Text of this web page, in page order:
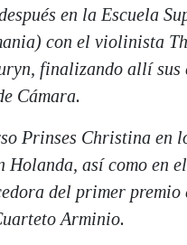
en la Escuela
con el violinista
finalizando allí sus
Cámara.
Prinses Christina en
Holanda, así como en
del primer premio
Arminio.